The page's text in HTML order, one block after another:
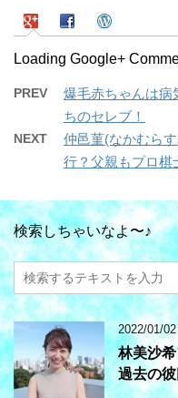
Loading Google+
PREV
爆毛赤ちゃんは病
ちのセレブ！
NEXT
仲邑菫(なかむら
行？父親もプロ棋
検索しちゃいなよ〜♪
2022/01/02
林美沙
過去の彼